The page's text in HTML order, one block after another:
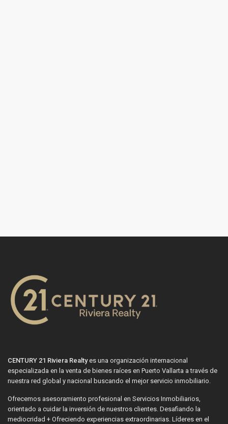
CENTURY 21 Riviera Realtyes una organización internacional
especializada en la venta de bienes raíces en Puerto Vallarta a través de
nuestra red global y nacional buscando el mejor servicio inmobiliario.
Ofrecemos asesoramiento profesional en Servicios Inmobiliarios,
orientado a cuidar la inversión de nuestros clientes. Desafiando la
mediocridad + Ofreciendo experiencias extraordinarias. Líderes en el